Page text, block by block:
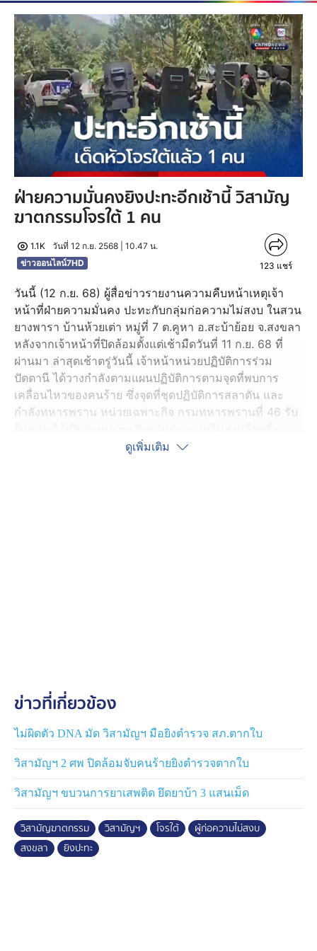
ฝ่ายความมั่นคงยิงปะทะอีกเช้านี้ วิสามัญ
ฆาตกรรมโจรใต้ 1 คน
1.1K
วันที่ 12 ก.ย. 2568 | 10.47 น.
ข่าวออนไลน์7HD
123 แชร์
วันนี้ (12 ก.ย. 68) ผู้สื่อข่าวรายงานความคืบหน้าเหตุเจ้า
หน้าที่ฝ่ายความมั่นคง ปะทะกับกลุ่มก่อความไม่สงบ ในสวน
ยางพารา บ้านห้วยเต่า หมู่ที่ 7 ต.คูหา อ.สะบ้าย้อย จ.สงขลา
หลังจากเจ้าหน้าที่ปิดล้อมตั้งแต่เช้ามืดวันที่ 11 ก.ย. 68 ที่
ผ่านมา ล่าสุดเช้าตรู่วันนี้ เจ้าหน้าหน่วยปฏิบัติการร่วม
ปัตตานี ได้วางกำลังตามแผนปฏิบัติการตามจุดที่พบการ
เคลื่อนไหวของคนร้าย ซึ่งจุดที่ชุดปฏิบัติการสลาตัน และ
กำลังทหารพราน หน่วยเฉพาะกิจ กรมทหารพรานที่ 46 รับ
ดูเพิ่มเติม
ข่าวที่เกี่ยวข้อง
ไม่ผิดตัว DNA มัด วิสามัญฯ มือยิงตำรวจ สภ.ตากใบ
วิสามัญฯ 2 ศพ ปิดล้อมจับคนร้ายยิงตำรวจตากใบ
วิสามัญฯ ขบวนการยาเสพติด ยึดยาบ้า 3 แสนเม็ด
วิสามัญฆาตกรรม วิสามัญฯ โจรใต้
ผู้ก่อความไม่สงบ
สงขลา
ยิงปะทะ